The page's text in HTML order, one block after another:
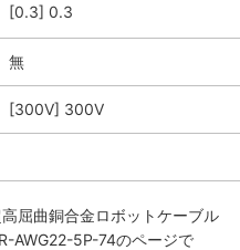
[0.3] 0.3
無
[300V] 300V
屈曲銅合金ロボットケーブル
AWG22-5P-74のページで